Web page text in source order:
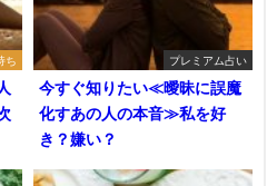
ち プレミアム占い
今すぐ知りたい≪曖昧に誤魔
化すあの人の本音≫私を好
き？嫌い？